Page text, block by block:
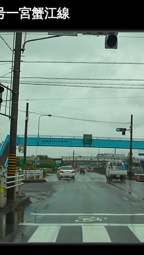
一宮蟹江線